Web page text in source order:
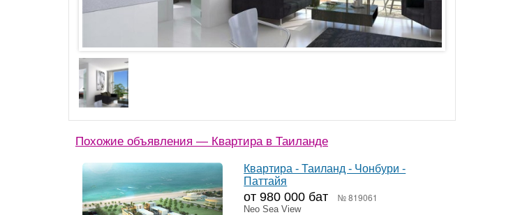
Похожие объявления — Квартира в Таиланде
Квартира - Таиланд - Чонбури -
Паттайя
от 980 000 бат № 819061
Neo Sea View